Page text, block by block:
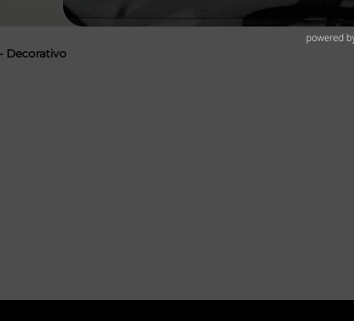
Decorativo